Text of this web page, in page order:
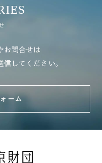
お問合せは
してください。
ーム